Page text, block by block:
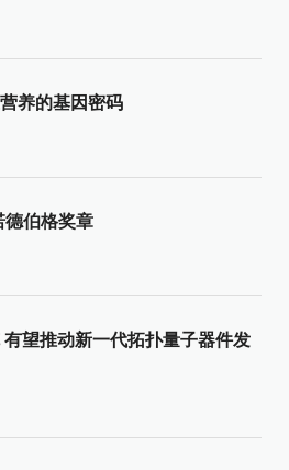
养的基因密码
德伯格奖章
望推动新一代拓扑量子器件发